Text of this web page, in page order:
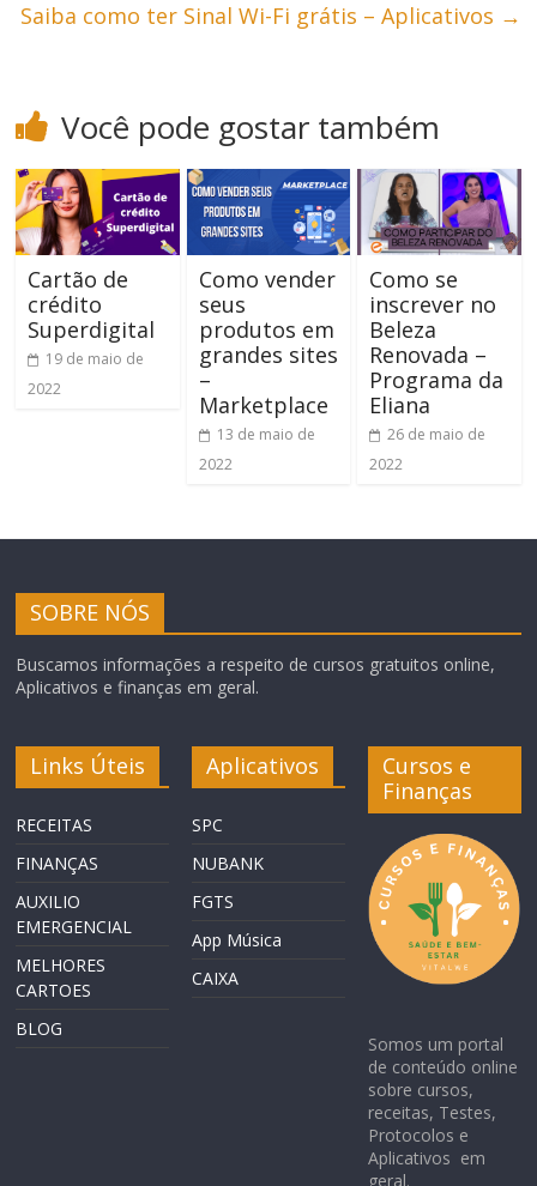
Saiba como ter Sinal Wi-Fi grátis – Aplicativos →
Você pode gostar também
Cartão de
crédito
Superdigital
19 de maio de
2022
Como vender
seus
produtos em
grandes sites
–
Marketplace
13 de maio de
2022
Como se
inscrever no
Beleza
Renovada –
Programa da
Eliana
26 de maio de
2022
SOBRE NÓS
Buscamos informações a respeito de cursos gratuitos online,
Aplicativos e finanças em geral.
Links Úteis
RECEITAS
FINANÇAS
AUXILIO
EMERGENCIAL
MELHORES
CARTOES
BLOG
Aplicativos
SPC
NUBANK
FGTS
App Música
CAIXA
Cursos e
Finanças
Somos um portal
de conteúdo online
sobre cursos,
receitas, Testes,
Protocolos e
Aplicativos em
geral.